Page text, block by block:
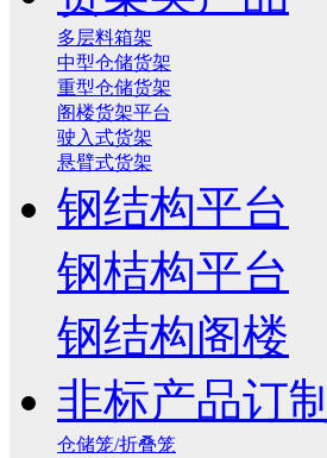
多层料箱架
中型仓储货架
重型仓储货架
阁楼货架平台
驶入式货架
悬臂式货架
钢结构平台
钢桔构平台
钢结构阁楼
非标产品订制
仓储笼/折叠笼